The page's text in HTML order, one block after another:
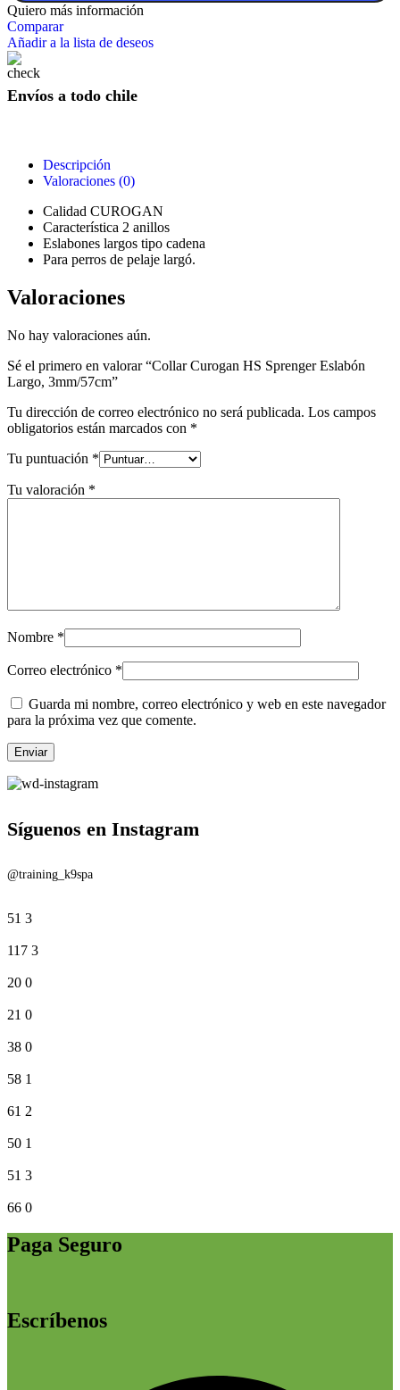
Quiero más información
Comparar
Añadir a la lista de deseos
Envíos a todo chile
Descripción
Valoraciones (0)
Calidad CUROGAN
Característica 2 anillos
Eslabones largos tipo cadena
Para perros de pelaje largó.
Valoraciones
No hay valoraciones aún.
Sé el primero en valorar “Collar Curogan HS Sprenger Eslabón
Largo, 3mm/57cm”
Tu dirección de correo electrónico no será publicada. Los campos
obligatorios están marcados con *
Tu puntuación *
Tu valoración *
Nombre *
Correo electrónico *
Guarda mi nombre, correo electrónico y web en este navegador
para la próxima vez que comente.
Síguenos en Instagram
@training_k9spa
51 3
117 3
20 0
21 0
38 0
58 1
61 2
50 1
51 3
66 0
Paga Seguro
Escríbenos